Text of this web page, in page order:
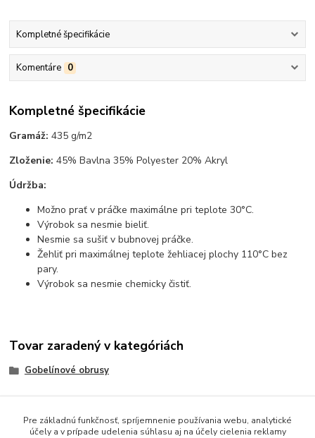
Kompletné špecifikácie
Komentáre 0
Kompletné špecifikácie
Gramáž: 435 g/m2
Zloženie: 45% Bavlna 35% Polyester 20% Akryl
Údržba:
Možno prať v práčke maximálne pri teplote 30°C.
Výrobok sa nesmie bieliť.
Nesmie sa sušiť v bubnovej práčke.
Žehliť pri maximálnej teplote žehliacej plochy 110°C bez
pary.
Výrobok sa nesmie chemicky čistiť.
Tovar zaradený v kategóriách
Gobelínové obrusy
Pre základnú funkčnosť, spríjemnenie používania webu, analytické
účely a v prípade udelenia súhlasu aj na účely cielenia reklamy